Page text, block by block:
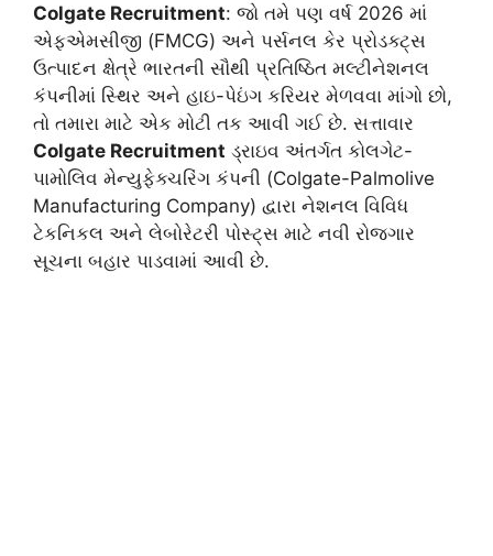
Colgate Recruitment: જો તમે પણ વર્ષ 2026 માં
એફએમસીજી (FMCG) અને પર્સનલ કેર પ્રોડક્ટ્સ
ઉત્પાદન ક્ષેત્રે ભારતની સૌથી પ્રતિષ્ઠિત મલ્ટીનેશનલ
કંપનીમાં સ્થિર અને હાઇ-પેઇંગ કરિયર મેળવવા માંગો છો,
તો તમારા માટે એક મોટી તક આવી ગઈ છે. સત્તાવાર
Colgate Recruitment ડ્રાઇવ અંતર્ગત કોલગેટ-
પામોલિવ મેન્યુફેક્ચરિંગ કંપની (Colgate-Palmolive
Manufacturing Company) દ્વારા નેશનલ વિવિધ
ટેકનિકલ અને લેબોરેટરી પોસ્ટ્સ માટે નવી રોજગાર
સૂચના બહાર પાડવામાં આવી છે.